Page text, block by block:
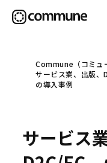
Communeに
Commune（コミュ
サービス業、出版、
の導入事例
サービス